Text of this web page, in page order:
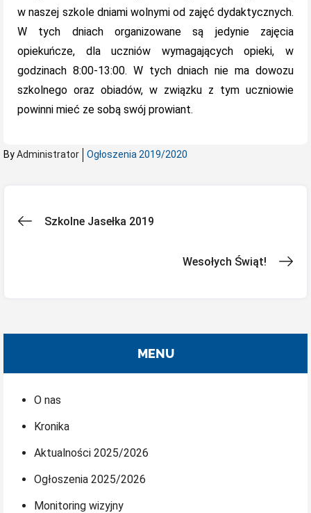
w naszej szkole dniami wolnymi od zajęć dydaktycznych.
W tych dniach organizowane są jedynie zajęcia
opiekuńcze, dla uczniów wymagających opieki, w
godzinach 8:00-13:00. W tych dniach nie ma dowozu
szkolnego oraz obiadów, w związku z tym uczniowie
powinni mieć ze sobą swój prowiant.
ByAdministrator Ogłoszenia 2019/2020
Nawigacja
Szkolne Jasełka 2019
Wesołych Świąt!
MENU
O nas
Kronika
Aktualności 2025/2026
Ogłoszenia 2025/2026
Monitoring wizyjny